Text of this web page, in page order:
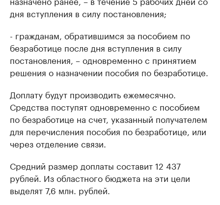
дня вступления в силу постановления;
- гражданам, обратившимся за пособием по
безработице после дня вступления в силу
постановления, – одновременно с принятием
решения о назначении пособия по безработице.
Доплату будут производить ежемесячно.
Средства поступят одновременно с пособием
по безработице на счет, указанный получателем
для перечисления пособия по безработице, или
через отделение связи.
Средний размер доплаты составит 12 437
рублей. Из областного бюджета на эти цели
выделят 7,6 млн. рублей.